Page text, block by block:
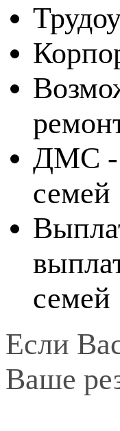
ДМС -
семей
семей
Если
Ваше